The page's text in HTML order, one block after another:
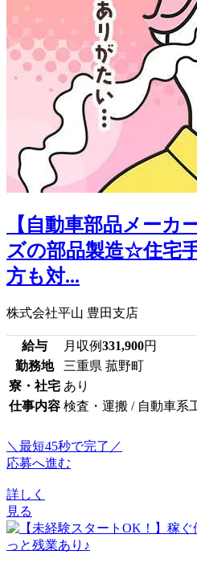
【自動車部品メーカ
ズの部品製造☆住宅
方も対...
株式会社平山 豊田支店
給与 月収例331,900円
勤務地
三重県 菰野町
寮・社宅 あり
仕事内容 検査・運搬 / 自動車系
＼最短45秒で完了／
応募へ進む
詳しく
見る